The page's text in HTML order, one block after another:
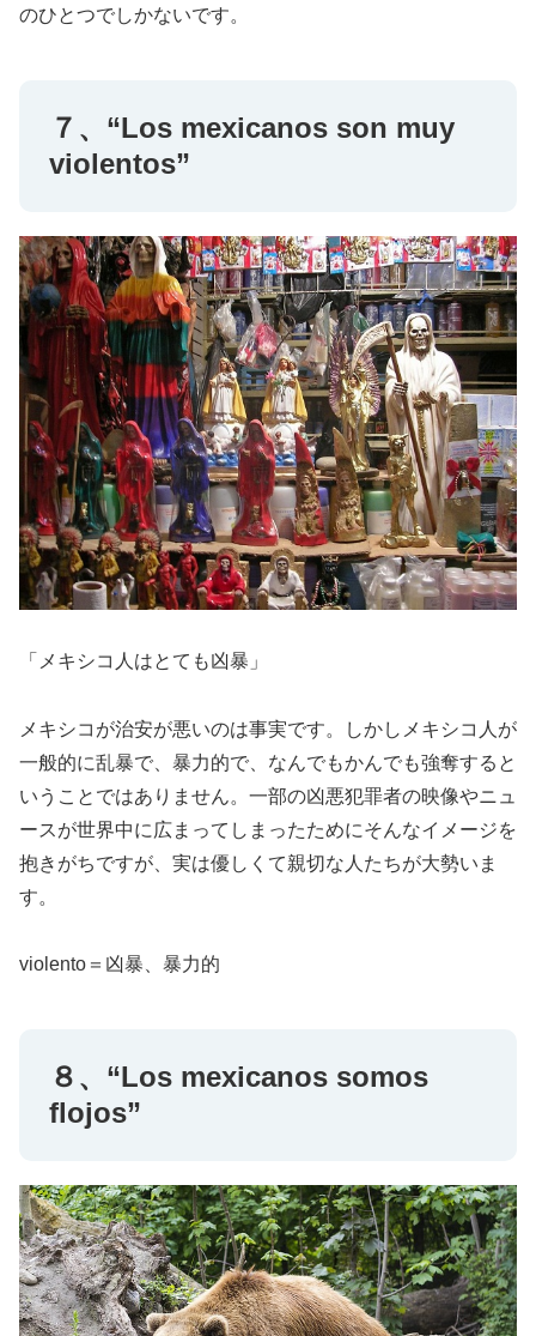
のひとつでしかないです。
７、“Los mexicanos son muy
violentos”
「メキシコ人はとても凶暴」
メキシコが治安が悪いのは事実です。しかしメキシコ人が
一般的に乱暴で、暴力的で、なんでもかんでも強奪すると
いうことではありません。一部の凶悪犯罪者の映像やニュ
ースが世界中に広まってしまったためにそんなイメージを
抱きがちですが、実は優しくて親切な人たちが大勢いま
す。
violento＝凶暴、暴力的
８、“Los mexicanos somos
flojos”